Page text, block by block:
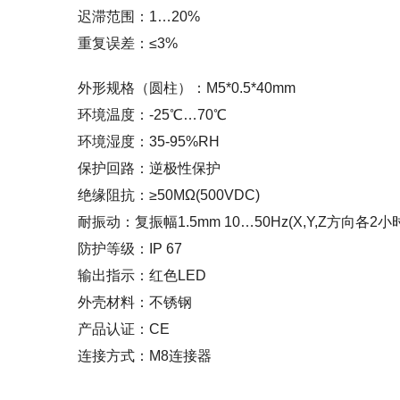
迟滞范围：1…20%
重复误差：≤3%
外形规格（圆柱）：M5*0.5*40mm
环境温度：-25℃…70℃
环境湿度：35-95%RH
保护回路：逆极性保护
绝缘阻抗：≥50MΩ(500VDC)
耐振动：复振幅1.5mm 10…50Hz(X,Y,Z方向各2小
防护等级：IP 67
输出指示：红色LED
外壳材料：不锈钢
产品认证：CE
连接方式：M8连接器